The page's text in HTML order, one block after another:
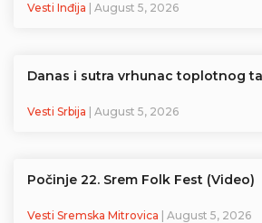
Vesti Inđija | August 5, 2026
Danas i sutra vrhunac toplotnog
Vesti Srbija | August 5, 2026
Počinje 22. Srem Folk Fest (Video)
Vesti Sremska Mitrovica | August 5, 2026